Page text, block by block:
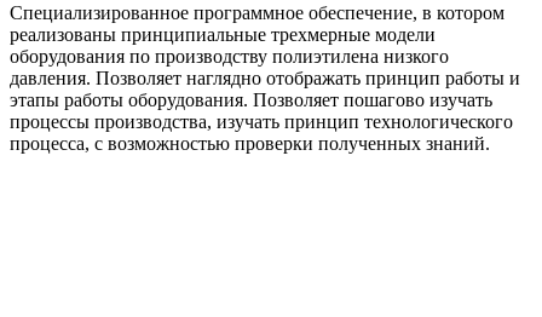
Специализированное программное обеспечение, в котором
реализованы принципиальные трехмерные модели
оборудования по производству полиэтилена низкого
давления. Позволяет наглядно отображать принцип работы и
этапы работы оборудования. Позволяет пошагово изучать
процессы производства, изучать принцип технологического
процесса, с возможностью проверки полученных знаний.